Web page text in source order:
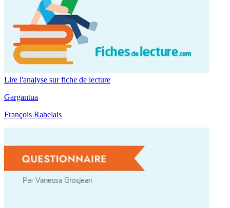
Lire l'analyse sur fiche de lecture
Gargantua
François Rabelais